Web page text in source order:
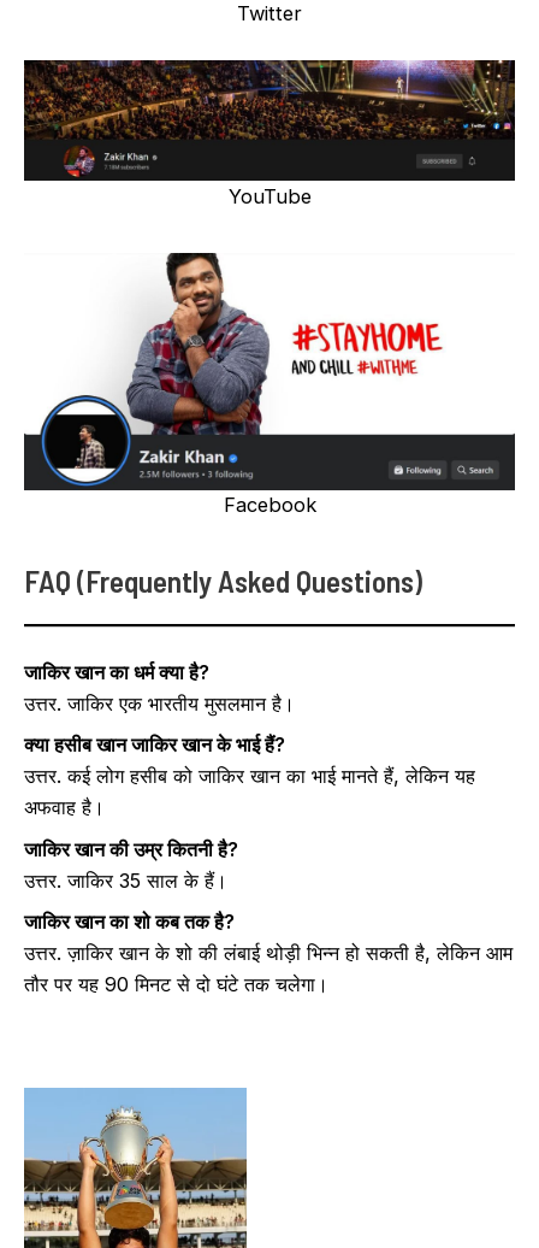
Twitter
YouTube
Facebook
FAQ (Frequently Asked Questions)
जाकिर खान का धर्म क्या है?
उत्तर. जाकिर एक भारतीय मुसलमान है।
क्या हसीब खान जाकिर खान के भाई हैं?
उत्तर. कई लोग हसीब को जाकिर खान का भाई मानते हैं, लेकिन यह
अफवाह है।
जाकिर खान की उम्र कितनी है?
उत्तर. जाकिर 35 साल के हैं।
जाकिर खान का शो कब तक है?
उत्तर. ज़ाकिर खान के शो की लंबाई थोड़ी भिन्न हो सकती है, लेकिन आम
तौर पर यह 90 मिनट से दो घंटे तक चलेगा।